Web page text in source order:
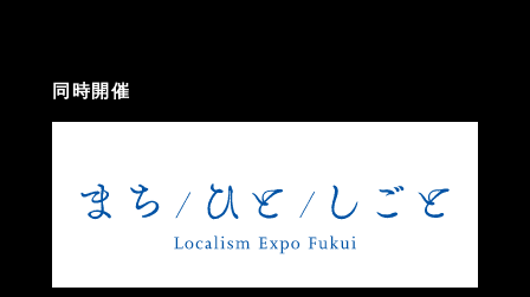
同時開催